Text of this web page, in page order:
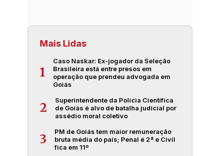
Mais Lidas
1
Caso Naskar: Ex-jogador da Seleção
Brasileira está entre presos em
operação que prendeu advogada em
Goiás
2
Superintendente da Polícia Científica
de Goiás é alvo de batalha judicial por
assédio moral coletivo
3
PM de Goiás tem maior remuneração
bruta média do país; Penal é 2ª e Civil
fica em 11º